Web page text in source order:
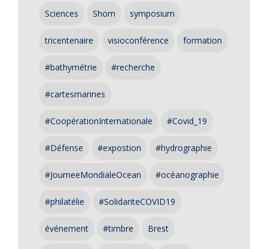
Sciences Shom symposium
tricentenaire visioconférence formation
#bathymétrie #recherche
#cartesmarines
#CoopérationInternationale #Covid_19
#Défense #expostion #hydrographie
#JourneeMondialeOcean #océanographie
#philatélie #SolidariteCOVID19
événement #timbre Brest